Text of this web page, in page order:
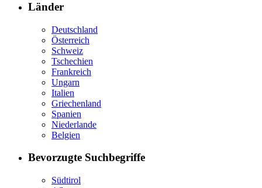
Länder
Deutschland
Österreich
Schweiz
Tschechien
Frankreich
Ungarn
Italien
Griechenland
Spanien
Niederlande
Belgien
Bevorzugte Suchbegriffe
Südtirol